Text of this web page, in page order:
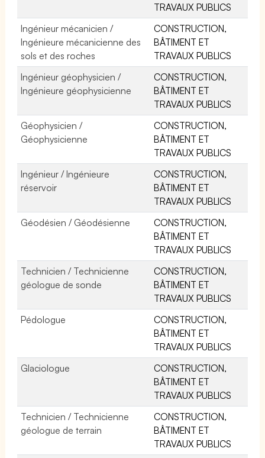
TRAVAUX PUBLICS
Ingénieur mécanicien /
Ingénieure mécanicienne des
sols et des roches
CONSTRUCTION,
BÂTIMENT ET
TRAVAUX PUBLICS
Ingénieur géophysicien /
Ingénieure géophysicienne
CONSTRUCTION,
BÂTIMENT ET
TRAVAUX PUBLICS
Géophysicien /
Géophysicienne
CONSTRUCTION,
BÂTIMENT ET
TRAVAUX PUBLICS
Ingénieur / Ingénieure
réservoir
CONSTRUCTION,
BÂTIMENT ET
TRAVAUX PUBLICS
Géodésien / Géodésienne
CONSTRUCTION,
BÂTIMENT ET
TRAVAUX PUBLICS
Technicien / Technicienne
géologue de sonde
CONSTRUCTION,
BÂTIMENT ET
TRAVAUX PUBLICS
Pédologue
CONSTRUCTION,
BÂTIMENT ET
TRAVAUX PUBLICS
Glaciologue
CONSTRUCTION,
BÂTIMENT ET
TRAVAUX PUBLICS
Technicien / Technicienne
géologue de terrain
CONSTRUCTION,
BÂTIMENT ET
TRAVAUX PUBLICS